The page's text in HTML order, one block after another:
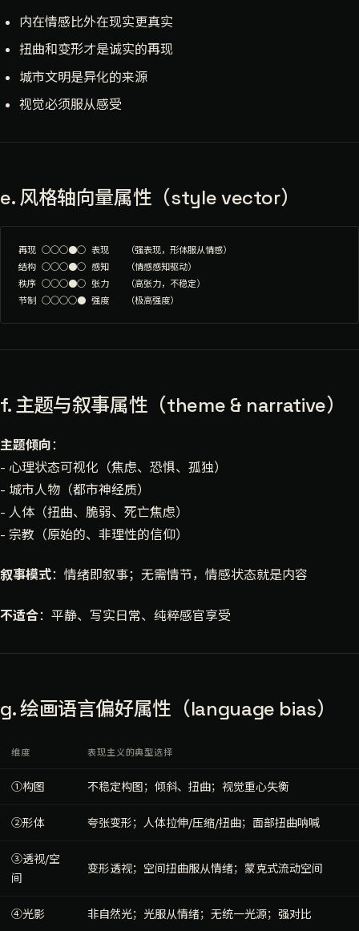
内在情感比外在现实更真实
扭曲和变形才是诚实的再现
城市文明是异化的来源
视觉必须服从感受
e. 风格轴向量属性（style vector）
再现 ○○○●○ 表现   （强表现，形体服从情感）
结构 ○○○●○ 感知   （情感感知驱动）
秩序 ○○○●○ 张力   （高张力，不稳定）
f. 主题与叙事属性（theme & narrative）
主题倾向：
- 心理状态可视化（焦虑、恐惧、孤独）
- 城市人物（都市神经质）
- 人体（扭曲、脆弱、死亡焦虑）
- 宗教（原始的、非理性的信仰）
叙事模式：情绪即叙事；无需情节，情感状态就是内容
不适合：平静、写实日常、纯粹感官享受
g. 绘画语言偏好属性（language bias）
维度 表现主义的典型选择
①构图 不稳定构图；倾斜、扭曲；视觉重心失衡
②形体 夸张变形；人体拉伸/压缩/扭曲；面部扭曲呐喊
③透视/空
间
变形透视；空间扭曲服从情绪；蒙克式流动空间
④光影 非自然光；光服从情绪；无统一光源；强对比